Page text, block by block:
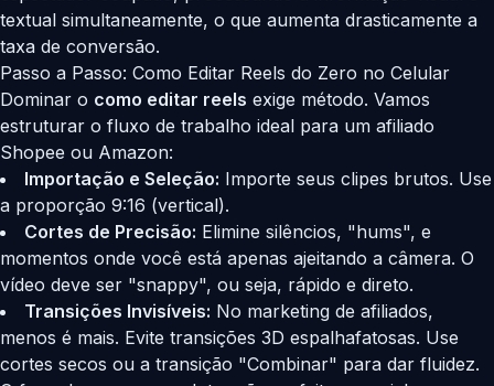
textual simultaneamente, o que aumenta drasticamente a
taxa de conversão.
Passo a Passo: Como Editar Reels do Zero no Celular
Dominar o como editar reels exige método. Vamos
estruturar o fluxo de trabalho ideal para um afiliado
Shopee ou Amazon:
Importação e Seleção: Importe seus clipes brutos. Use
a proporção 9:16 (vertical).
Cortes de Precisão: Elimine silêncios, "hums", e
momentos onde você está apenas ajeitando a câmera. O
vídeo deve ser "snappy", ou seja, rápido e direto.
Transições Invisíveis: No marketing de afiliados,
menos é mais. Evite transições 3D espalhafatosas. Use
cortes secos ou a transição "Combinar" para dar fluidez.